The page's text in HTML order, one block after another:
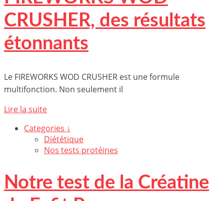
CRUSHER, des résultats
étonnants
Le FIREWORKS WOD CRUSHER est une formule
multifonction. Non seulement il
Lire la suite
Categories ↓
Diététique
Nos tests protéines
Notre test de la Créatine